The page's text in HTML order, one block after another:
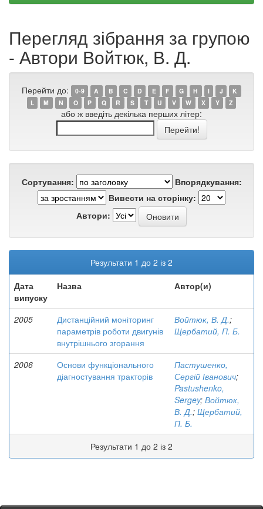
Перегляд зібрання за групою
- Автори Войтюк, В. Д.
Перейти до: 0-9 A B C D E F G H I J
K
L
M N O P Q R S T U V W X Y Z
або ж введіть декілька перших літер:
Сортування:
Впорядкування:
Вивести на сторінку:
Автори:
Результати 1 до 2 із 2
Дата
випуску
Назва Автор(и)
2005
Дистанційний моніторинг
параметрів роботи двигунів
внутрішнього згорання
Войтюк, В. Д.;
Щербатий, П. Б.
2006
Основи функціонального
діагностування тракторів
Пастушенко,
Сергій Іванович;
Pastushenko,
Sergey; Войтюк,
В. Д.; Щербатий,
П. Б.
Результати 1 до 2 із 2